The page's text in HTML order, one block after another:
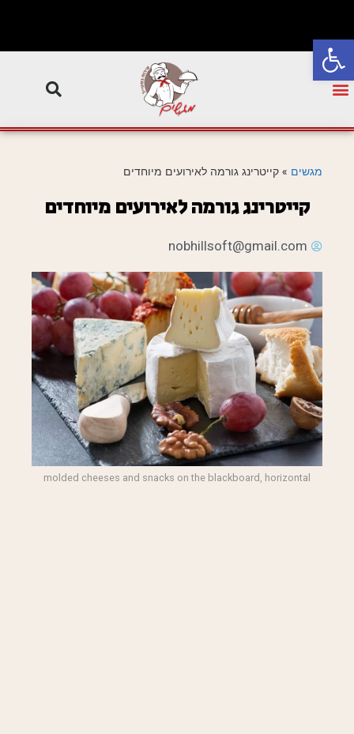
פתח סרגל נגישות
מגשים » קייטרינג גורמה לאירועים מיוחדים
קייטרינג גורמה לאירועים מיוחדים
nobhillsoft@gmail.com
molded cheeses and snacks on the blackboard, horizontal